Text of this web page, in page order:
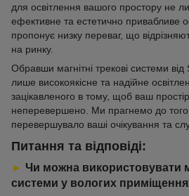
для освітлення вашого простору не
ефективне та естетично привабливе
пропонує низку переваг, що
на ринку.
Обравши магнітні трекові системи
лише високоякісне та надійне
зацікавленого в тому, щоб ваш
неперевершено. Ми прагнемо до
перевершувало ваші очікування та
Питання та відповіді:
► Чи можна використовувати
системи у вологих